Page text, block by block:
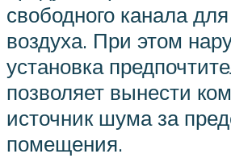
свободного канала
воздуха. При этом
установка
позволяет вынести
источник шума за
помещения.